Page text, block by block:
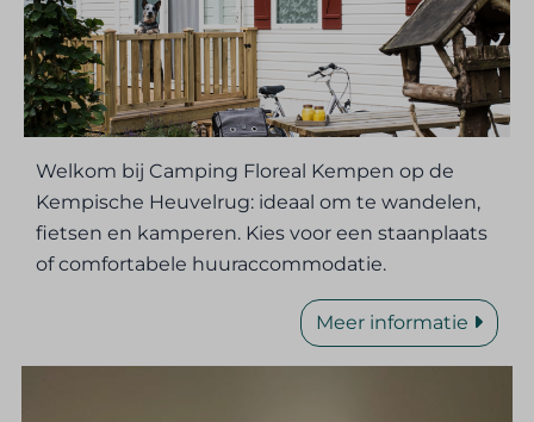
Welkom bij Camping Floreal Kempen op de
Kempische Heuvelrug: ideaal om te wandelen,
fietsen en kamperen. Kies voor een staanplaats
of comfortabele huuraccommodatie.
Meer informatie